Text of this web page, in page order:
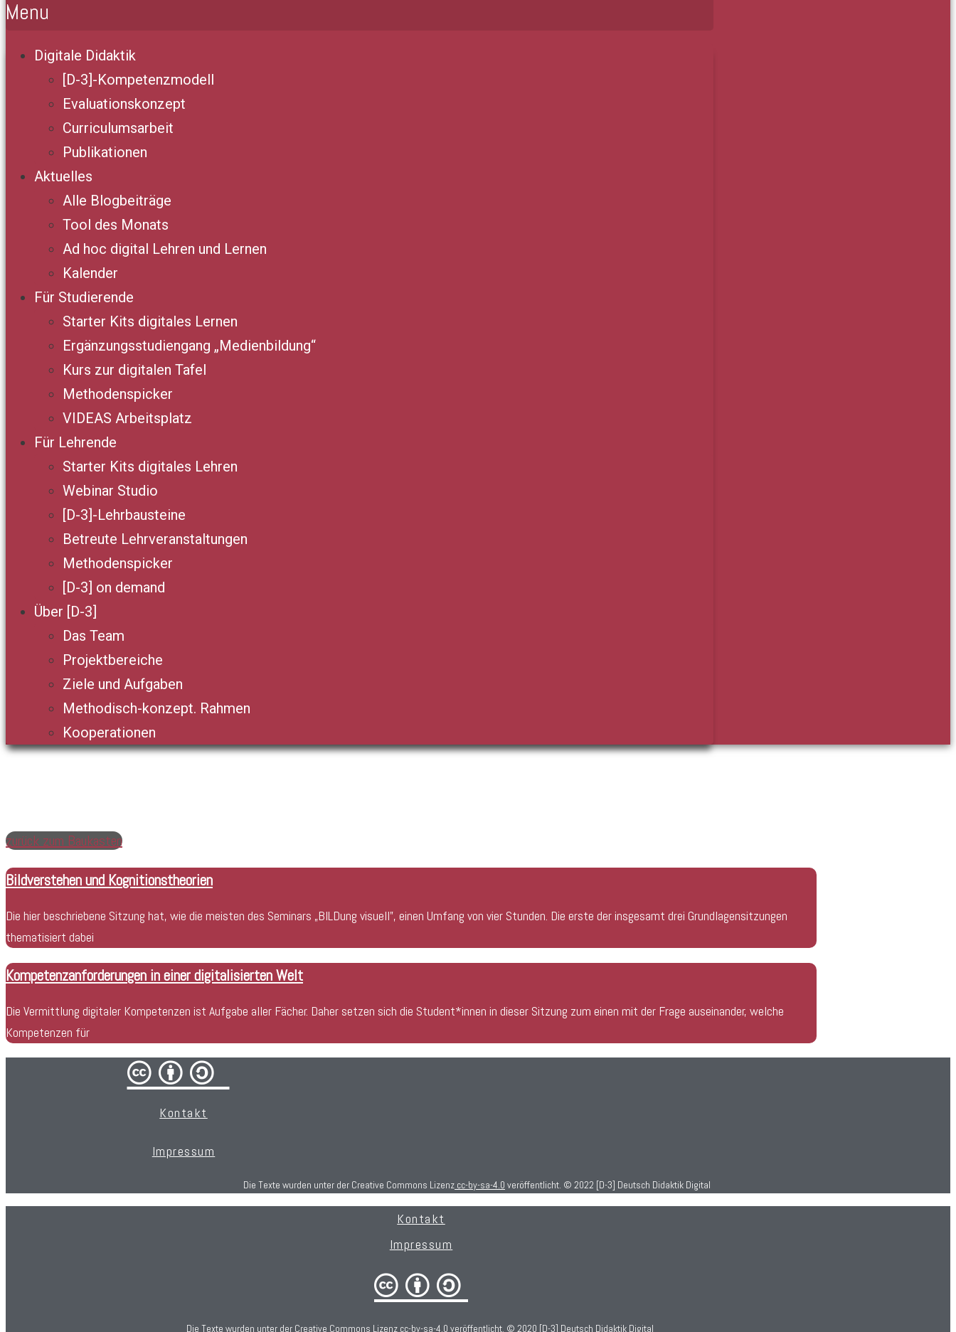
Menu
Digitale Didaktik
[D-3]-Kompetenzmodell
Evaluationskonzept
Curriculumsarbeit
Publikationen
Aktuelles
Alle Blogbeiträge
Tool des Monats
Ad hoc digital Lehren und Lernen
Kalender
Für Studierende
Starter Kits digitales Lernen
Ergänzungsstudiengang „Medienbildung“
Kurs zur digitalen Tafel
Methodenspicker
VIDEAS Arbeitsplatz
Für Lehrende
Starter Kits digitales Lehren
Webinar Studio
[D-3]-Lehrbausteine
Betreute Lehrveranstaltungen
Methodenspicker
[D-3] on demand
Über [D-3]
Das Team
Projektbereiche
Ziele und Aufgaben
Methodisch-konzept. Rahmen
Kooperationen
zurück zum Baukasten
Bildverstehen und Kognitionstheorien
Die hier beschriebene Sitzung hat, wie die meisten des Seminars „BILDung visuell”, einen Umfang von vier Stunden. Die erste der insgesamt drei Grundlagensitzungen
thematisiert dabei
Kompetenzanforderungen in einer digitalisierten Welt
Die Vermittlung digitaler Kompetenzen ist Aufgabe aller Fächer. Daher setzen sich die Student*innen in dieser Sitzung zum einen mit der Frage auseinander, welche
Kompetenzen für
cba/
Kontakt
Impressum
Die Texte wurden unter der Creative Commons Lizenz cc-by-sa-4.0 veröffentlicht. © 2022 [D-3] Deutsch Didaktik Digital
Kontakt
Impressum
cba
Die Texte wurden unter der Creative Commons Lizenz cc-by-sa-4.0 veröffentlicht. © 2020 [D-3] Deutsch Didaktik Digital